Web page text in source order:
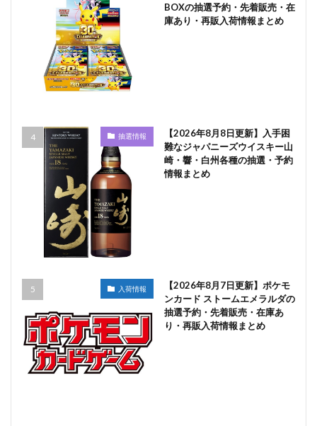
BOXの抽選予約・先着販売・在
庫あり・再販入荷情報まとめ
抽選情報
【2026年8月8日更新】入手困
難なジャパニーズウイスキー山
崎・響・白州各種の抽選・予約
情報まとめ
入荷情報
【2026年8月7日更新】ポケモ
ンカード ストームエメラルダの
抽選予約・先着販売・在庫あ
り・再販入荷情報まとめ